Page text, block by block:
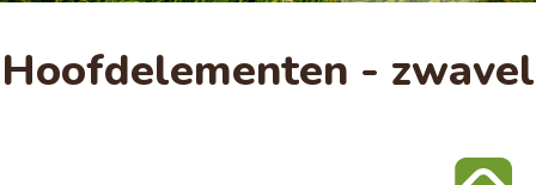
Hoofdelementen - zwavel